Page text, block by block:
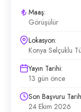
Maaş:
Görüşülür
Lokasyon:
Konya Selçuklu
Yayın Tarihi:
13 gün önce
Son Başvuru
24 Ekim 2026